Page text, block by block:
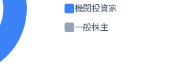
機関投資家
一般株主